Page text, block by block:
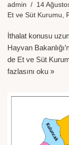
admin 14
Et ve Süt Kurumu
İthalat konusu
Hayvan
de Et ve Süt
fazlasını oku »